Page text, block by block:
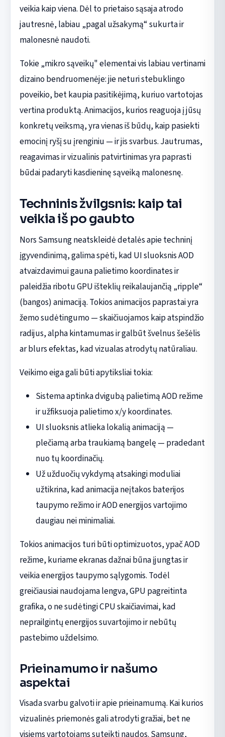
veikia kaip viena. Dėl to prietaiso sąsaja atrodo
jautresnė, labiau „pagal užsakymą“ sukurta ir
malonesnė naudoti.
Tokie „mikro sąveikų" elementai vis labiau vertinami
dizaino bendruomenėje: jie neturi stebuklingo
poveikio, bet kaupia pasitikėjimą, kuriuo vartotojas
vertina produktą. Animacijos, kurios reaguoja į jūsų
konkretų veiksmą, yra vienas iš būdų, kaip pasiekti
emocinį ryšį su įrenginiu — ir jis svarbus. Jautrumas,
reagavimas ir vizualinis patvirtinimas yra paprasti
būdai padaryti kasdieninę sąveiką malonesnę.
Techninis žvilgsnis: kaip tai
veikia iš po gaubto
Nors Samsung neatskleidė detalės apie techninį
įgyvendinimą, galima spėti, kad UI sluoksnis AOD
atvaizdavimui gauna palietimo koordinates ir
paleidžia ribotu GPU išteklių reikalaujančią „ripple“
(bangos) animaciją. Tokios animacijos paprastai yra
žemo sudėtingumo — skaičiuojamos kaip atspindžio
radijus, alpha kintamumas ir galbūt švelnus šešėlis
ar blurs efektas, kad vizualas atrodytų natūraliau.
Veikimo eiga gali būti apytiksliai tokia:
Sistema aptinka dvigubą palietimą AOD režime
ir užfiksuoja palietimo x/y koordinates.
UI sluoksnis atlieka lokalią animaciją —
plečiamą arba traukiamą bangelę — pradedant
nuo tų koordinačių.
Už užduočių vykdymą atsakingi moduliai
užtikrina, kad animacija neįtakos baterijos
taupymo režimo ir AOD energijos vartojimo
daugiau nei minimaliai.
Tokios animacijos turi būti optimizuotos, ypač AOD
režime, kuriame ekranas dažnai būna įjungtas ir
veikia energijos taupymo sąlygomis. Todėl
greičiausiai naudojama lengva, GPU pagreitinta
grafika, o ne sudėtingi CPU skaičiavimai, kad
neprailgintų energijos suvartojimo ir nebūtų
pastebimo uždelsimo.
Prieinamumo ir našumo
aspektai
Visada svarbu galvoti ir apie prieinamumą. Kai kurios
vizualinės priemonės gali atrodyti gražiai, bet ne
visiems vartotojams suteikti naudos. Samsung,